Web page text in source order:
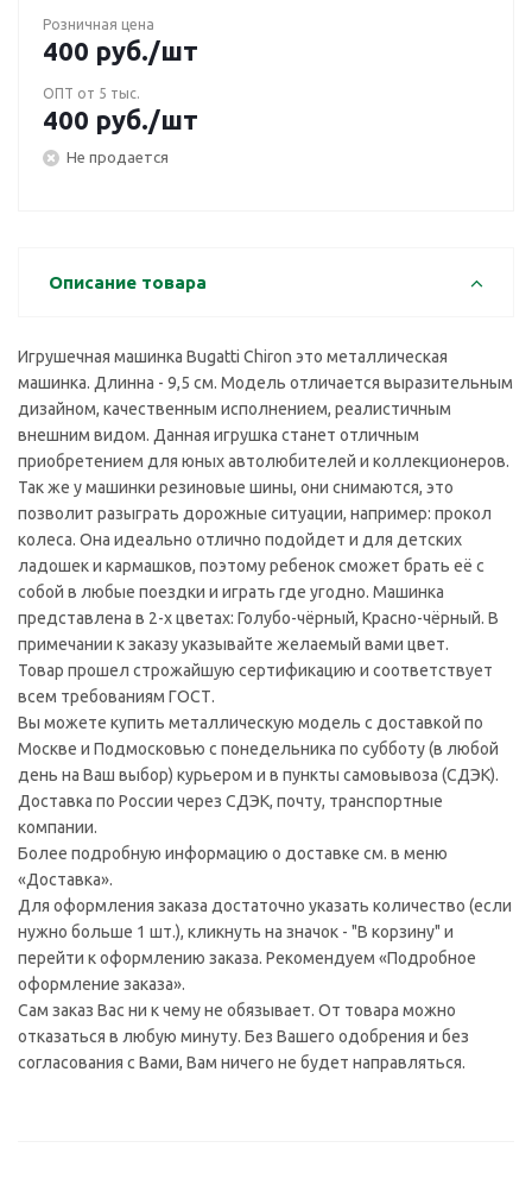
Розничная цена
400 руб./шт
ОПТ от 5 тыс.
400 руб./шт
Не продается
Описание товара
Игрушечная машинка Bugatti Chiron это металлическая
машинка. Длинна - 9,5 см. Модель отличается выразительным
дизайном, качественным исполнением, реалистичным
внешним видом. Данная игрушка станет отличным
приобретением для юных автолюбителей и коллекционеров.
Так же у машинки резиновые шины, они снимаются, это
позволит разыграть дорожные ситуации, например: прокол
колеса. Она идеально отлично подойдет и для детских
ладошек и кармашков, поэтому ребенок сможет брать её с
собой в любые поездки и играть где угодно. Машинка
представлена в 2-х цветах: Голубо-чёрный, Красно-чёрный. В
примечании к заказу указывайте желаемый вами цвет.
Товар прошел строжайшую сертификацию и соответствует
всем требованиям ГОСТ.
Вы можете купить металлическую модель с доставкой по
Москве и Подмосковью с понедельника по субботу (в любой
день на Ваш выбор) курьером и в пункты самовывоза (СДЭК).
Доставка по России через СДЭК, почту, транспортные
компании.
Более подробную информацию о доставке см. в меню
«Доставка».
Для оформления заказа достаточно указать количество (если
нужно больше 1 шт.), кликнуть на значок - "В корзину" и
перейти к оформлению заказа. Рекомендуем «Подробное
оформление заказа».
Сам заказ Вас ни к чему не обязывает. От товара можно
отказаться в любую минуту. Без Вашего одобрения и без
согласования с Вами, Вам ничего не будет направляться.